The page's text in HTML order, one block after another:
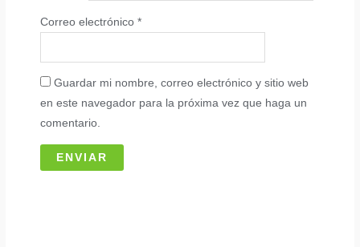
Correo electrónico*
Guardar mi nombre, correo electrónico y sitio web
en este navegador para la próxima vez que haga un
comentario.